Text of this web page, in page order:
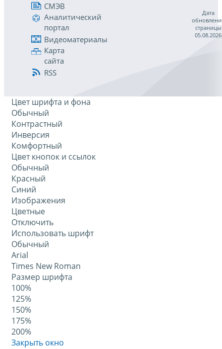
СМЭВ
Аналитический
портал
Видеоматериалы
Карта
сайта
RSS
Дата
страницы
05.08.2026
Цвет шрифта и фона
Обычный
Контрастный
Инверсия
Комфортный
Цвет кнопок и ссылок
Обычный
Красный
Синий
Изображения
Цветные
Отключить
Использовать шрифт
Обычный
Arial
Times New Roman
Размер шрифта
100%
125%
150%
175%
200%
Закрыть окно